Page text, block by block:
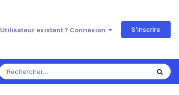
Utilisateur existant ? Connexion S’inscrire